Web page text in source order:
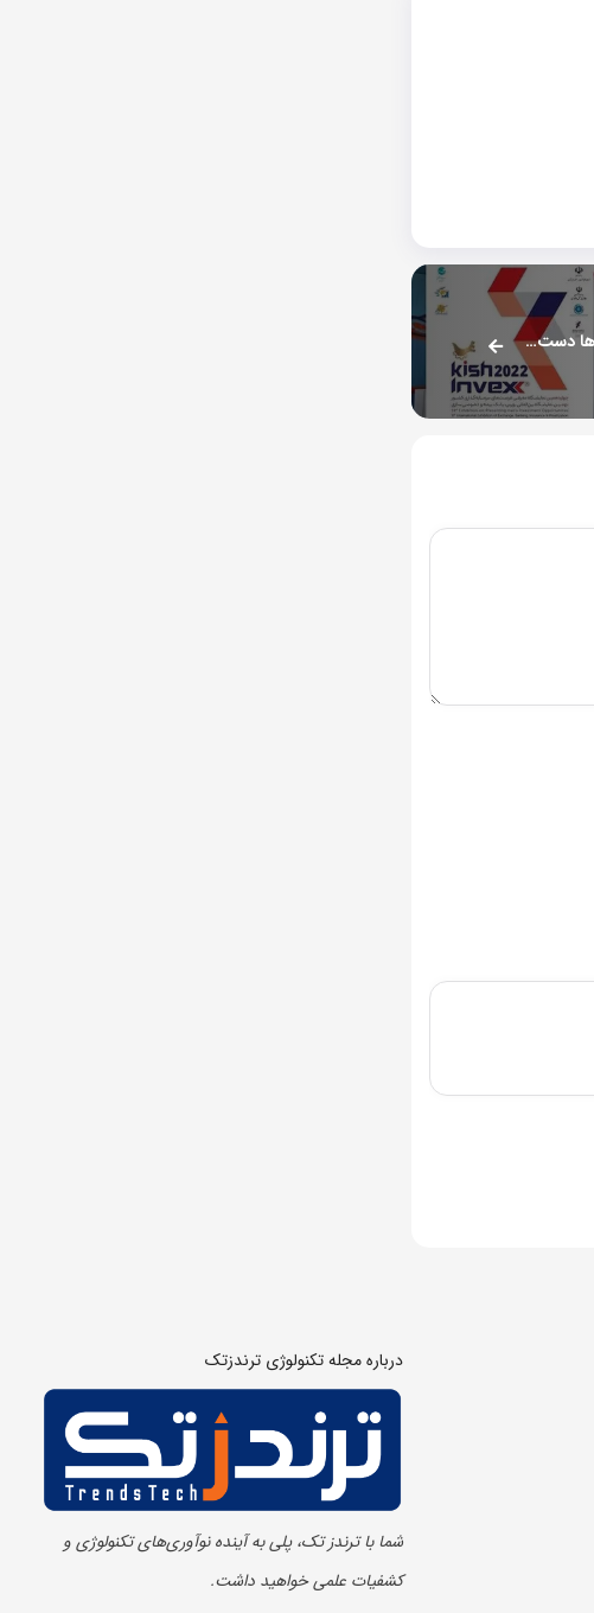
حیف و میل پول مردم در جزیره کیش | بانک ها دست گل به آب دادند
درباره مجله تکنولوژی ترندزتک
شما با ترندز تک، پلی به آینده‌ نوآوری‌های تکنولوژی و
کشفیات علمی خواهید داشت.